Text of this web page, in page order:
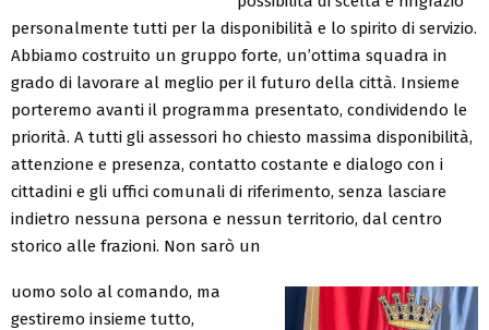
personalmente tutti per la disponibilità e lo spirito di servizio.
Abbiamo costruito un gruppo forte, un’ottima squadra in
grado di lavorare al meglio per il futuro della città. Insieme
porteremo avanti il programma presentato, condividendo le
priorità. A tutti gli assessori ho chiesto massima disponibilità,
attenzione e presenza, contatto costante e dialogo con i
cittadini e gli uffici comunali di riferimento, senza lasciare
indietro nessuna persona e nessun territorio, dal centro
storico alle frazioni. Non sarò un
uomo solo al comando, ma
gestiremo insieme tutto,